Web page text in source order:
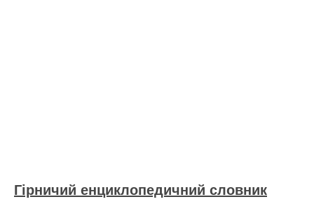
Гірничий енциклопедичний словник